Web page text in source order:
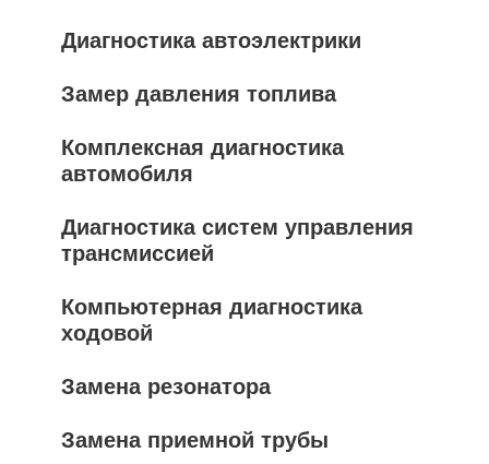
Диагностика автоэлектрики
Замер давления топлива
Комплексная диагностика
автомобиля
Диагностика систем управления
трансмиссией
Компьютерная диагностика
ходовой
Замена резонатора
Замена приемной трубы